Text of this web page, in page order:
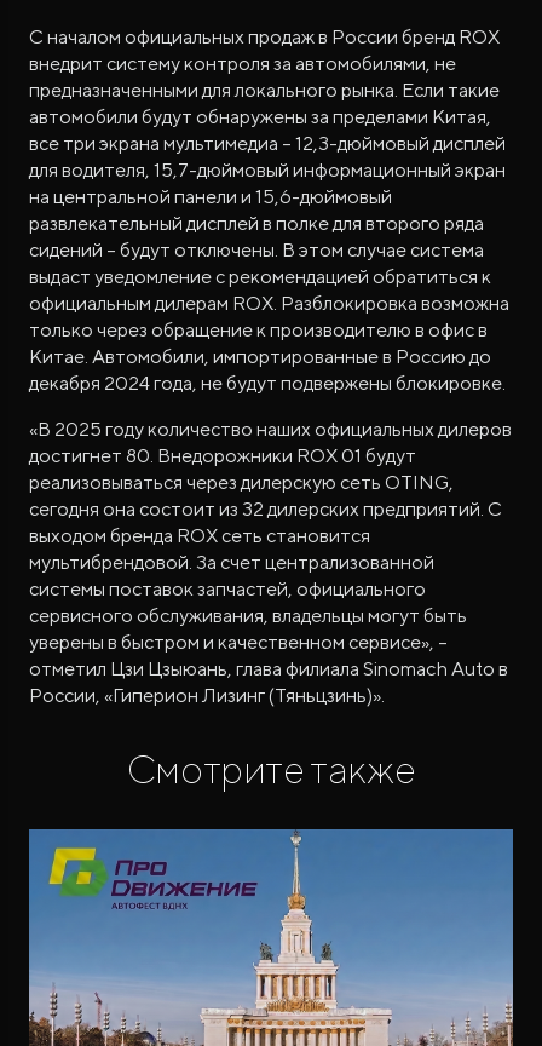
C началом официальных продаж в России бренд ROX
внедрит систему контроля за автомобилями, не
предназначенными для локального рынка. Если такие
автомобили будут обнаружены за пределами Китая,
все три экрана мультимедиа – 12,3-дюймовый дисплей
для водителя, 15,7-дюймовый информационный экран
на центральной панели и 15,6-дюймовый
развлекательный дисплей в полке для второго ряда
сидений – будут отключены. В этом случае система
выдаст уведомление с рекомендацией обратиться к
официальным дилерам ROX. Разблокировка возможна
только через обращение к производителю в офис в
Китае. Автомобили, импортированные в Россию до
декабря 2024 года, не будут подвержены блокировке.
«В 2025 году количество наших официальных дилеров
достигнет 80. Внедорожники ROX 01 будут
реализовываться через дилерскую сеть OTING,
сегодня она состоит из 32 дилерских предприятий. С
выходом бренда ROX сеть становится
мультибрендовой. За счет централизованной
системы поставок запчастей, официального
сервисного обслуживания, владельцы могут быть
уверены в быстром и качественном сервисе», –
отметил Цзи Цзыюань, глава филиала Sinomach Auto в
России, «Гиперион Лизинг (Тяньцзинь)».
Смотрите также